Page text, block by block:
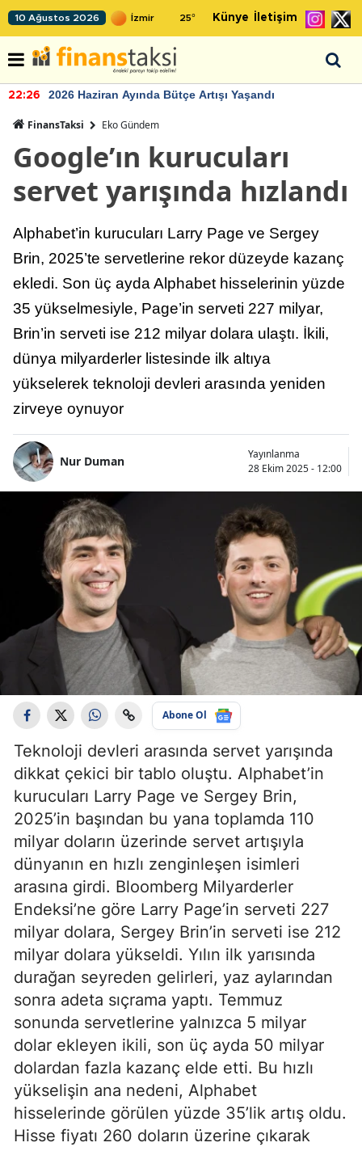
10 Ağustos 2026 25° Künye İletişim
22:26 2026 Haziran Ayında Bütçe Artışı Yaşandı
FinansTaksi Eko Gündem
Google’ın kurucuları
servet yarışında hızlandı
Alphabet’in kurucuları Larry Page ve Sergey
Brin, 2025’te servetlerine rekor düzeyde kazanç
ekledi. Son üç ayda Alphabet hisselerinin yüzde
35 yükselmesiyle, Page’in serveti 227 milyar,
Brin’in serveti ise 212 milyar dolara ulaştı. İkili,
dünya milyarderler listesinde ilk altıya
yükselerek teknoloji devleri arasında yeniden
zirveye oynuyor
Nur Duman
Yayınlanma
28 Ekim 2025 - 12:00
Abone Ol
Teknoloji devleri arasında servet yarışında
dikkat çekici bir tablo oluştu. Alphabet’in
kurucuları Larry Page ve Sergey Brin,
2025’in başından bu yana toplamda 110
milyar doların üzerinde servet artışıyla
dünyanın en hızlı zenginleşen isimleri
arasına girdi. Bloomberg Milyarderler
Endeksi’ne göre Larry Page’in serveti 227
milyar dolara, Sergey Brin’in serveti ise 212
milyar dolara yükseldi. Yılın ilk yarısında
durağan seyreden gelirleri, yaz aylarından
sonra adeta sıçrama yaptı. Temmuz
sonunda servetlerine yalnızca 5 milyar
dolar ekleyen ikili, son üç ayda 50 milyar
dolardan fazla kazanç elde etti. Bu hızlı
yükselişin ana nedeni, Alphabet
hisselerinde görülen yüzde 35’lik artış oldu.
Hisse fiyatı 260 doların üzerine çıkarak